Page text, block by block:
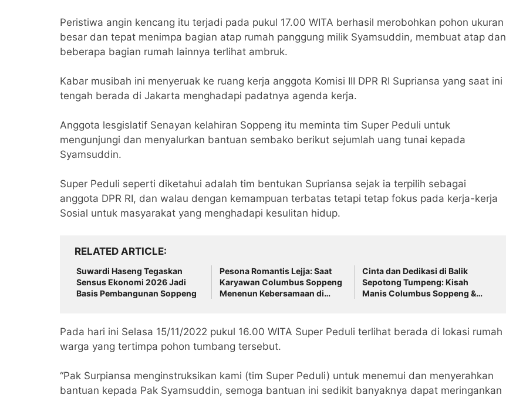
Peristiwa angin kencang itu terjadi pada pukul 17.00 WITA berhasil merobohkan pohon ukuran
besar dan tepat menimpa bagian atap rumah panggung milik Syamsuddin, membuat atap dan
beberapa bagian rumah lainnya terlihat ambruk.
Kabar musibah ini menyeruak ke ruang kerja anggota Komisi III DPR RI Supriansa yang saat ini
tengah berada di Jakarta menghadapi padatnya agenda kerja.
Anggota lesgislatif Senayan kelahiran Soppeng itu meminta tim Super Peduli untuk
mengunjungi dan menyalurkan bantuan sembako berikut sejumlah uang tunai kepada
Syamsuddin.
Super Peduli seperti diketahui adalah tim bentukan Supriansa sejak ia terpilih sebagai
anggota DPR RI, dan walau dengan kemampuan terbatas tetapi tetap fokus pada kerja-kerja
Sosial untuk masyarakat yang menghadapi kesulitan hidup.
RELATED ARTICLE
Suwardi Haseng Tegaskan
Sensus Ekonomi 2026 Jadi
Basis Pembangunan Soppeng
Pesona Romantis Lejja: Saat
Karyawan Columbus Soppeng
Menenun Kebersamaan di
Cinta dan Dedikasi di Balik
Sepotong Tumpeng: Kisah
Manis Columbus Soppeng &
Pada hari ini Selasa 15/11/2022 pukul 16.00 WITA Super Peduli terlihat berada di lokasi rumah
warga yang tertimpa pohon tumbang tersebut.
“Pak Surpiansa menginstruksikan kami (tim Super Peduli) untuk menemui dan menyerahkan
bantuan kepada Pak Syamsuddin, semoga bantuan ini sedikit banyaknya dapat meringankan